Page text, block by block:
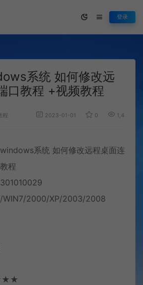
登录
系统 如何修改远
口教程 +视频教程
程 2023-01-01 0 1,449
系统 如何修改远程桌面连
程
WIN7/2000/XP/2003/2008